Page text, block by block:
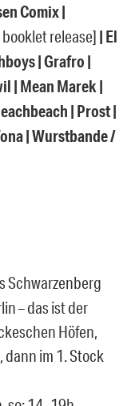
Comix |
release] | El
| Grafro |
| Mean Marek |
| Prost |
| Wurstbande /
Schwarzenberg
– das ist der
Höfen,
im 1. Stock